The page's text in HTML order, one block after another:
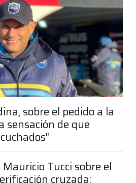
sobre el pedido a la
sensación de que
Mauricio Tucci sobre el
cruzada: